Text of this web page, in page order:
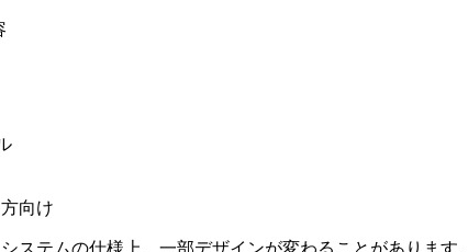
向け